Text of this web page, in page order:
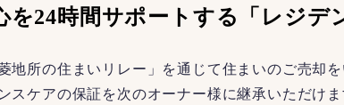
を24時間サポートする「レジデ
菱地所の住まいリレー」を通じて住まいのご売却
スケアの保証を次のオーナー様に継承いただけ